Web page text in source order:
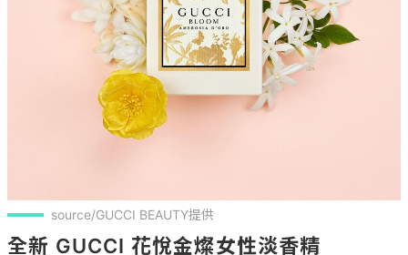
source/GUCCI BEAUTY提供
全新 GUCCI 花悅金燦女性淡香精